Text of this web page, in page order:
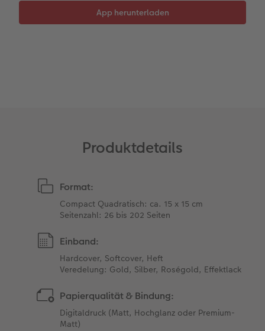
Kundengeschichten
Mehrteiler
Foto-Leckerlidose
Produktdetails
Format:
Compact Quadratisch: ca. 15 x 15 cm
Seitenzahl: 26 bis 202 Seiten
Einband:
Hardcover, Softcover, Heft
Veredelung: Gold, Silber, Roségold, Effektlack
Papierqualität & Bindung:
Digitaldruck (Matt, Hochglanz oder Premium-
Matt)